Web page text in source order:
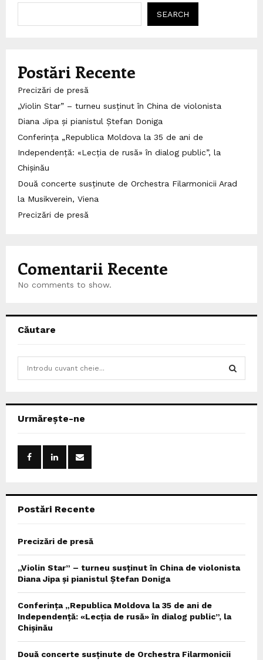
SEARCH
Postări Recente
Precizări de presă
„Violin Star” – turneu susținut în China de violonista
Diana Jipa și pianistul Ștefan Doniga
Conferința „Republica Moldova la 35 de ani de
Independență: «Lecția de rusă» în dialog public”, la
Chișinău
Două concerte susținute de Orchestra Filarmonicii Arad
la Musikverein, Viena
Precizări de presă
Comentarii Recente
No comments to show.
Căutare
h
Urmărește-ne
Postări Recente
Precizări de presă
„Violin Star” – turneu susținut în China de violonista
Diana Jipa și pianistul Ștefan Doniga
Conferința „Republica Moldova la 35 de ani de
Independență: «Lecția de rusă» în dialog public”, la
Chișinău
Două concerte susținute de Orchestra Filarmonicii